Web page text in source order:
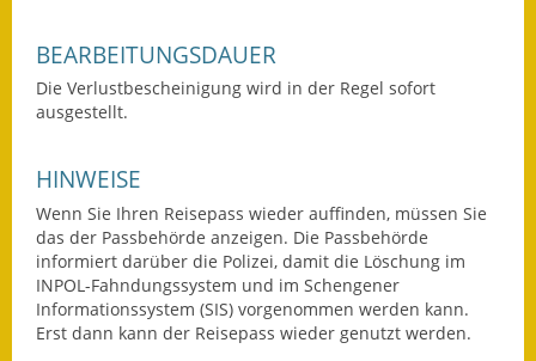
Kernzeitbetreuung
Kinderbetreuung
Nahverkehr
Ver- & Entsorgung
BEARBEITUNGSDAUER
Die Verlustbescheinigung wird in der Regel sofort
ausgestellt.
HINWEISE
Wenn Sie Ihren Reisepass wieder auffinden, müssen Sie
das der Passbehörde anzeigen. Die Passbehörde
informiert darüber die Polizei, damit die Löschung im
INPOL-Fahndungssystem und im Schengener
Informationssystem (SIS) vorgenommen werden kann.
Erst dann kann der Reisepass wieder genutzt werden.